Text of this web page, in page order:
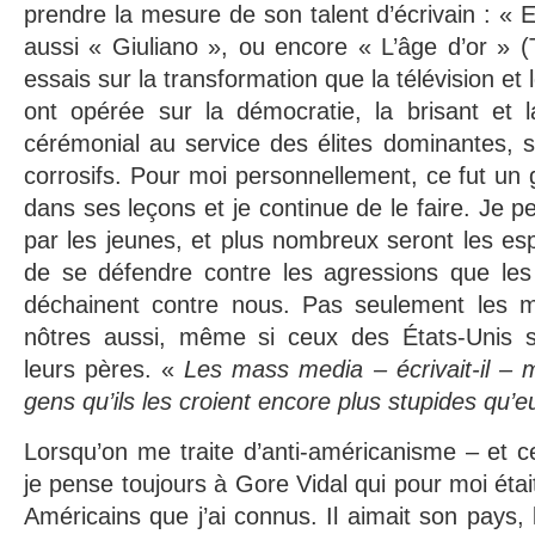
prendre la mesure de son talent d’écrivain : «
aussi « Giuliano », ou encore « L’âge d’or »
essais sur la transformation que la télévision et
ont opérée sur la démocratie, la brisant et
cérémonial au service des élites dominantes,
corrosifs. Pour moi personnellement, ce fut un
dans ses leçons et je continue de le faire. Je
par les jeunes, et plus nombreux seront les
de se défendre contre les agressions que
déchainent contre nous. Pas seulement les
nôtres aussi, même si ceux des États-Unis
leurs pères. « Les mass media – écrivait-il –
gens qu’ils les croient encore plus stupides
Lorsqu’on me traite d’anti-américanisme – et
je pense toujours à Gore Vidal qui pour moi
Américains que j’ai connus. Il aimait son